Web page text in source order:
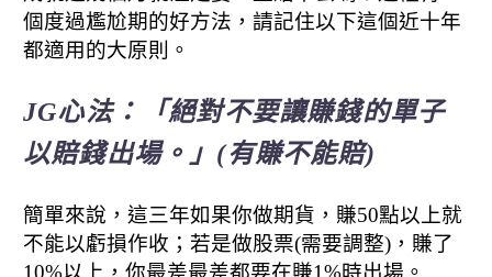
個度過尷尬期的好方法，請記住以下這個近十年
都適用的大原則。
JG心法：「絕對不要讓賺錢的單子
以賠錢出場。」 (有賺不能賠)
簡單來說，這三年如果你做期貨，賺50點以上就
不能以虧損作收； 若是做股票(需要調整)，賺了
10%以上，你最差最差都要在賺1%時出場。